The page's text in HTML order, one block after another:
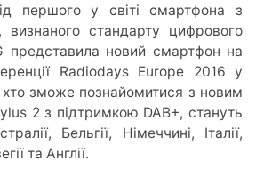
першого у світі смартфона з
визнаного стандарту цифрового
представила новий смартфон на
Radiodays Europe 2016 у
зможе познайомитися з новим
2 з підтримкою DAB+, стануть
Бельгії, Німеччині, Італії,
та Англії.